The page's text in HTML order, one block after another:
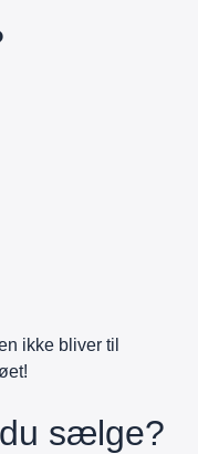
ikke bliver til
sælge?